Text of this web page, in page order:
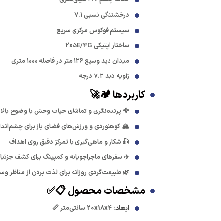
درخشندگی نسبی ۷.۱
سیستم فوکوس مرکزی سریع
ساختار اپتیکی ۲x5E/4G
میدان دید وسیع ۱۲۶ متر در فاصله ۱۰۰۰ متری
زاویه دید ۷.۲ درجه
کاربردها 🏕️🚀
🦅 پرنده‌نگری و تماشای حیات وحش با وضوح
🏔️ کوهنوردی و ورزش‌های فضای باز برای
🎣 شکار و ماهی‌گیری با تمرکز دقیق روی اهداف
✈️ سفرهای ماجراجویانه و کمپینگ برای کشف
🌿 طبیعت‌گردی روزانه برای لذت بردن از مناظر
مشخصات محصول 📋✅
ابعاد: 20x18x4 سانتی‌متر 📏